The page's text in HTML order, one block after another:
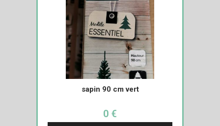
sapin 90 cm vert
0 €